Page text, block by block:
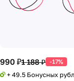
990 ₽1 188 ₽ -17%
+ 49.5 Бонусных